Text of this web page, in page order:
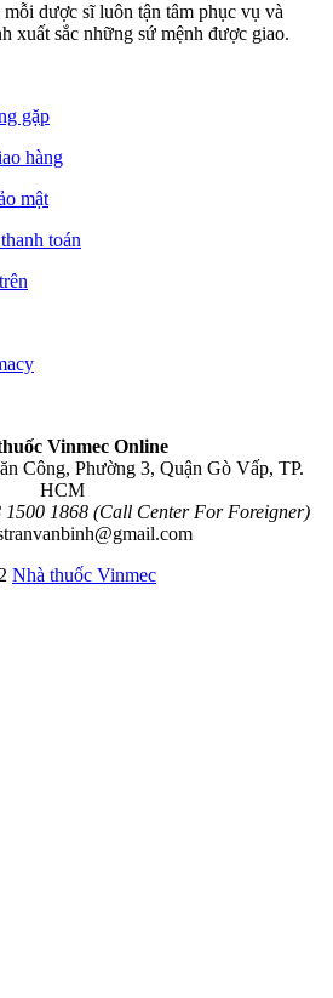
mỗi dược sĩ luôn tận tâm phục vụ và
xuất sắc những sứ mệnh được giao.
gặp
hàng
mật
toán
Vinmec Online
Công, Phường 3, Quận Gò Vấp, TP.
HCM
1500 1868 (Call Center For Foreigner)
Nhà thuốc Vinmec